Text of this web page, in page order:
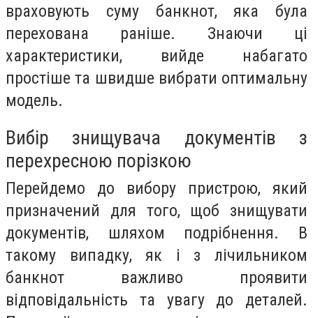
враховують суму банкнот, яка була
перехована раніше. Знаючи ці
характеристики, вийде набагато
простіше та швидше вибрати оптимальну
модель.
Вибір знищувача документів з
перехресною порізкою
Перейдемо до вибору пристрою, який
призначений для того, щоб знищувати
документів, шляхом подрібнення. В
такому випадку, як і з лічильником
банкнот важливо проявити
відповідальність та увагу до деталей.